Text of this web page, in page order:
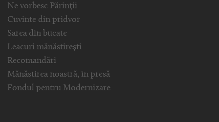
Ne vorbesc Părinții
Cuvinte din pridvor
Sarea din bucate
Leacuri mănăstirești
Recomandări
Mănăstirea noastră, în presă
Fondul pentru Modernizare